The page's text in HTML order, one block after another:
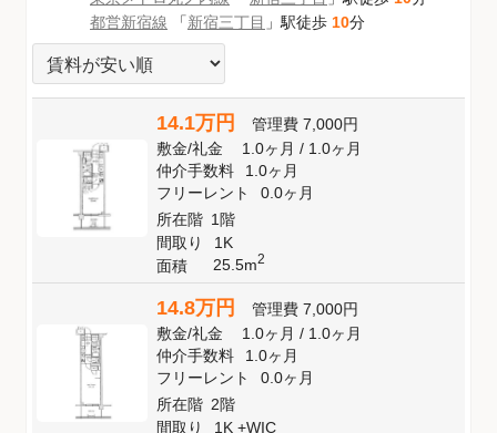
都営新宿線 「新宿三丁目 」駅徒歩 10分
14.1万円 管理費 7,000円
敷金/礼金 1.0ヶ月/ 1.0ヶ月
仲介手数料
1.0ヶ月
フリーレント
0.0ヶ月
所在階 1階
間取り
1K
面積
25.5m2
14.8万円 管理費 7,000円
敷金/礼金 1.0ヶ月/ 1.0ヶ月
仲介手数料
1.0ヶ月
フリーレント
0.0ヶ月
所在階 2階
間取り
1K +WIC